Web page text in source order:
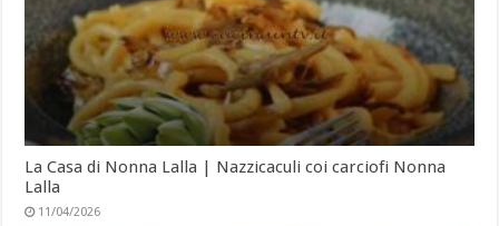
La Casa di Nonna Lalla | Nazzicaculi coi carciofi Nonna
Lalla
11/04/2026